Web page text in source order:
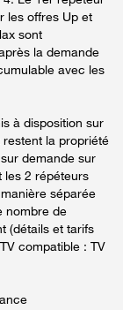
les offres Up et
sont
la demande
avec les
à disposition sur
la propriété
demande sur
les 2 répéteurs
séparée
nombre de
(détails et tarifs
compatible : TV